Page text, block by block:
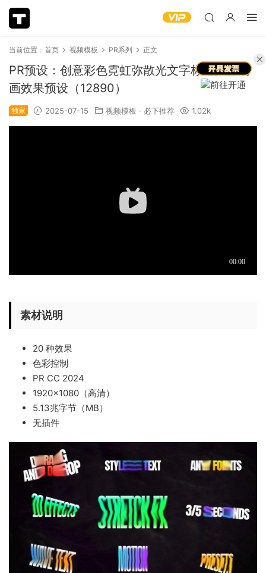
当前位置： 首页 视频模板 PR系列 正文
PR预设：创意彩色霓虹弥散光文字标题拉伸动
画效果预设（12890）
独家 2025-07-15 视频模板 · 必下推荐 1.02k
素材说明
20 种效果
色彩控制
PR CC 2024
1920×1080（高清）
5.13兆字节（MB）
无插件